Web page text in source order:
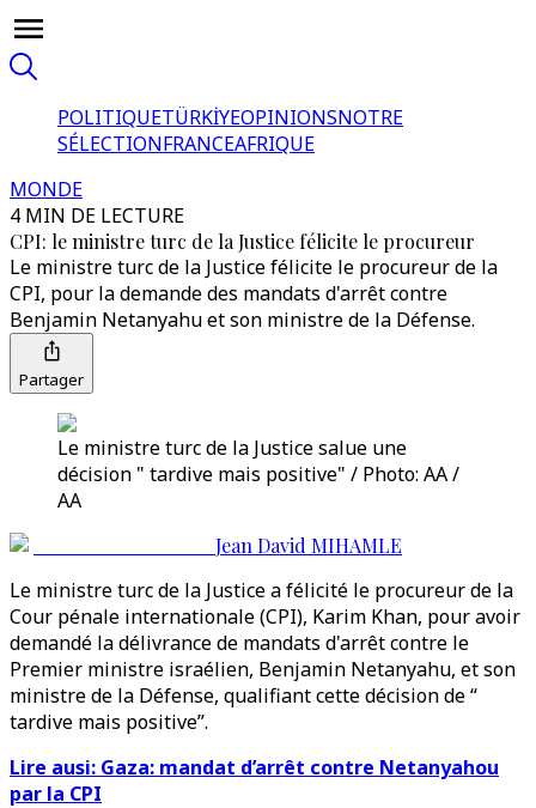
POLITIQUETÜRKİYEOPINIONSNOTRE
SÉLECTIONFRANCEAFRIQUE
MONDE
4 MIN DE LECTURE
CPI: le ministre turc de la Justice félicite le procureur
Le ministre turc de la Justice félicite le procureur de la
CPI, pour la demande des mandats d'arrêt contre
Benjamin Netanyahu et son ministre de la Défense.
Partager
Le ministre turc de la Justice salue une
décision " tardive mais positive" / Photo: AA /
AA
Jean David MIHAMLE
Le ministre turc de la Justice a félicité le procureur de la
Cour pénale internationale (CPI), Karim Khan, pour avoir
demandé la délivrance de mandats d'arrêt contre le
Premier ministre israélien, Benjamin Netanyahu, et son
ministre de la Défense, qualifiant cette décision de “
tardive mais positive”.
Lire ausi: Gaza: mandat d’arrêt contre Netanyahou
par la CPI